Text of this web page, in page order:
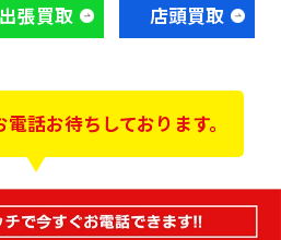
出張買取 店頭買取
話お待ちしております。